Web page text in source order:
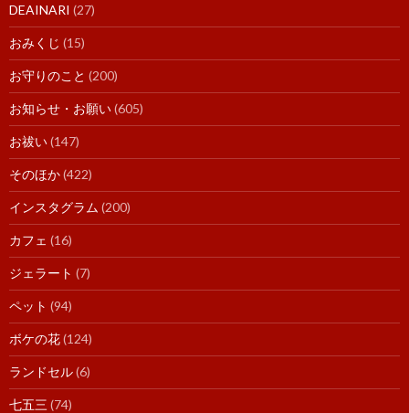
DEAINARI (27)
おみくじ (15)
お守りのこと (200)
お知らせ・お願い(605)
お祓い(147)
そのほか(422)
インスタグラム (200)
カフェ (16)
ジェラート (7)
ペット (94)
ボケの花(124)
ランドセル(6)
七五三 (74)